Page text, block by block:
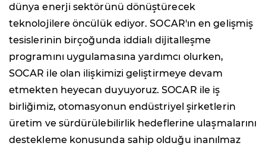
dünya enerji sektörünü dönüştürecek
teknolojilere öncülük ediyor. SOCAR'ın en gelişmiş
tesislerinin birçoğunda iddialı dijitalleşme
programını uygulamasına yardımcı olurken,
SOCAR ile olan ilişkimizi geliştirmeye devam
etmekten heyecan duyuyoruz. SOCAR ile iş
birliğimiz, otomasyonun endüstriyel şirketlerin
üretim ve sürdürülebilirlik hedeflerine ulaşmalarını
destekleme konusunda sahip olduğu inanılmaz